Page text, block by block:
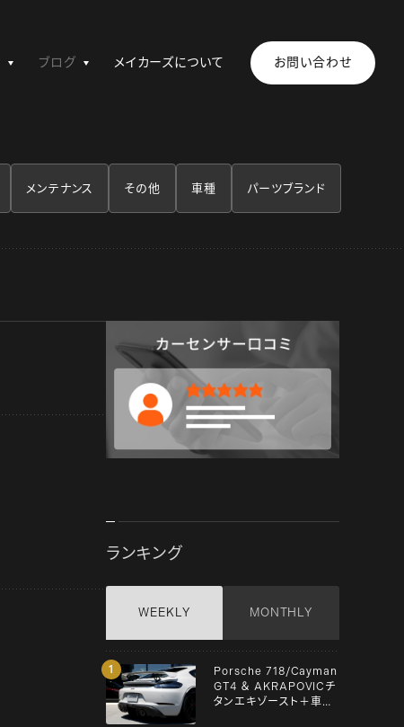
ブログ メイカーズについて お問い合わせ
メンテナンス その他 車種 パーツブランド
ランキング
WEEKLY MONTHLY
Porsche 718/Cayman
GT4 ＆ AKRAPOVICチ
タンエキゾースト＋車検